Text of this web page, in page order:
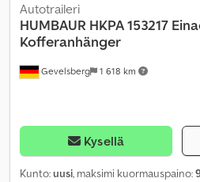
Gevelsberg 1 618 km
Autotraileri
HUMBAUR HKPA 153217
Kofferanhänger
Kysellä
Kunto:uusi, maksimi kuormauspaino: